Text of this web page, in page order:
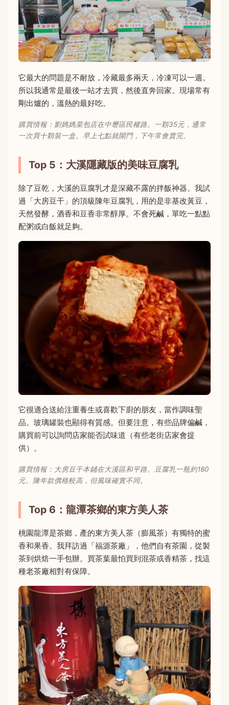
它最大的問題是不耐放，冷藏最多兩天，冷凍可以一週。
所以我通常是最後一站才去買，然後直奔回家。現場常有
剛出爐的，溫熱的最好吃。
購買情報：劉媽媽菜包店在中壢區民權路。一顆35元，通常
一次買十顆裝一盒。早上七點就開門，下午常會賣完。
Top 5：大溪隱藏版的美味豆腐乳
除了豆乾，大溪的豆腐乳才是深藏不露的拌飯神器。我試
過「大房豆干」的頂級陳年豆腐乳，用的是非基改黃豆，
天然發酵，酒香和豆香非常醇厚。不會死鹹，單吃一點點
配粥或白飯就足夠。
它很適合送給注重養生或喜歡下廚的朋友，當作調味聖
品。玻璃罐裝也顯得有質感。但要注意，有些品牌偏鹹，
購買前可以詢問店家能否試味道（有些老街店家會提
供）。
購買情報：大房豆干本鋪在大溪區和平路。豆腐乳一瓶約180
元。陳年款價格較高，但風味確實不同。
Top 6：龍潭茶鄉的東方美人茶
桃園龍潭是茶鄉，產的東方美人茶（膨風茶）有獨特的蜜
香和果香。我拜訪過「福源茶廠」，他們自有茶園，從製
茶到烘焙一手包辦。買茶葉最怕買到混茶或香精茶，找這
種老茶廠相對有保障。